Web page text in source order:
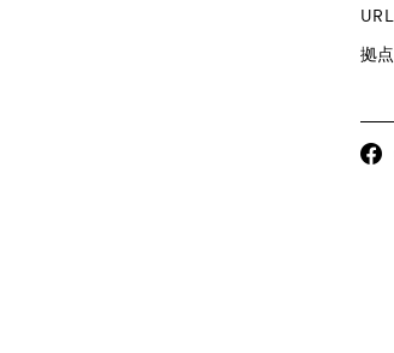
URL
拠点